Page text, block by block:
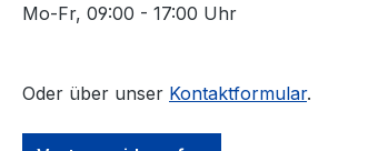
Mo-Fr, 09:00 - 17:00 Uhr
Oder über unser Kontaktformular.